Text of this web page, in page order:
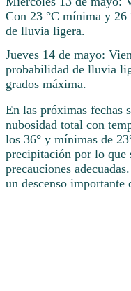
Con 23 °C mínima y
de lluvia ligera.
Jueves 14 de mayo:
probabilidad de lluvia
grados máxima.
En las próximas fechas
nubosidad total con
los 36° y mínimas de
precipitación por lo que
precauciones
un descenso importante